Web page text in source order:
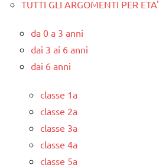
TUTTI GLI ARGOMENTI PER ETA'
da 0 a 3 anni
dai 3 ai 6 anni
dai 6 anni
classe 1a
classe 2a
classe 3a
classe 4a
classe 5a